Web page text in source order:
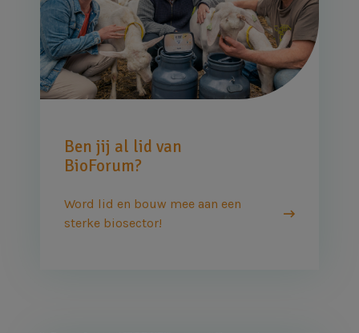
Ben jij al lid van
BioForum?
Word lid en bouw mee aan een
sterke biosector!